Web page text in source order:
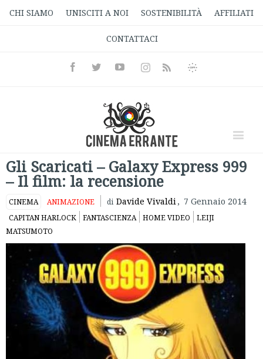
CHI SIAMO UNISCITI A NOI SOSTENIBILITÀ AFFILIATI
CONTATTACI
FacebookTwitterYoutubeInstagramRss
Informativa
Gli Scaricati – Galaxy Express 999
– Il film: la recensione
CINEMA ANIMAZIONE di Davide Vivaldi, 7 Gennaio 2014
CAPITAN HARLOCK FANTASCIENZA HOME VIDEO
LEIJI
MATSUMOTO